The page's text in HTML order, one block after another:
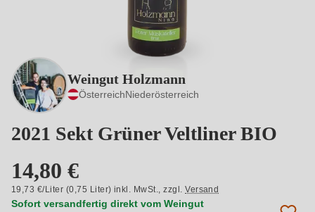
Weingut Holzmann
ÖsterreichNiederösterreich
2021 Sekt Grüner Veltliner BIO
14,80 €
19,73 €/Liter (0,75 Liter) inkl. MwSt.,zzgl.Versand
Sofort versandfertig direkt vom Weingut